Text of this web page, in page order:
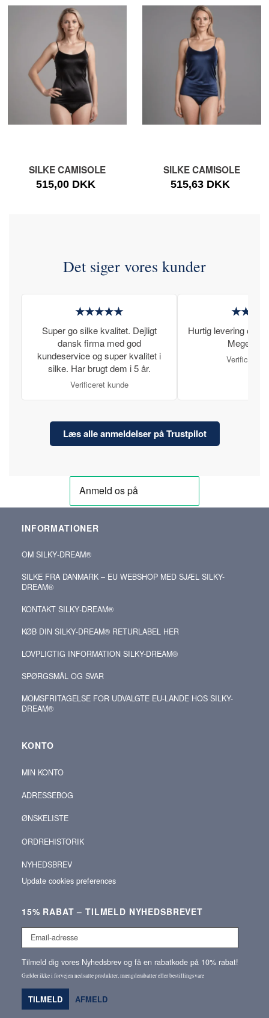
SILKE CAMISOLE
515,00 DKK
SILKE CAMISOLE
515,63 DKK
Det siger vores kunder
★★★★★
Super go silke kvalitet. Dejligt
dansk firma med god
kundeservice og super kvalitet i
silke. Har brugt dem i 5 år.
Verificeret kunde
Hurtig levering og
Meget
Verificeret
Læs alle anmeldelser på Trustpilot
INFORMATIONER
OM SILKY‑DREAM®
SILKE FRA DANMARK – EU WEBSHOP MED SJÆL SILKY-
DREAM®
KONTAKT SILKY‑DREAM®
KØB DIN SILKY‑DREAM® RETURLABEL HER
LOVPLIGTIG INFORMATION SILKY-DREAM®
SPØRGSMÅL OG SVAR
MOMSFRITAGELSE FOR UDVALGTE EU-LANDE HOS SILKY-
DREAM®
KONTO
MIN KONTO
ADRESSEBOG
ØNSKELISTE
ORDREHISTORIK
NYHEDSBREV
Update cookies preferences
15% RABAT – TILMELD NYHEDSBREVET
Email-
adresse
Tilmeld dig vores Nyhedsbrev og få en rabatkode på 10% rabat!
Gælder ikke i forvejen nedsatte produkter, mængderabatter eller bestillingsvare
TILMELD AFMELD